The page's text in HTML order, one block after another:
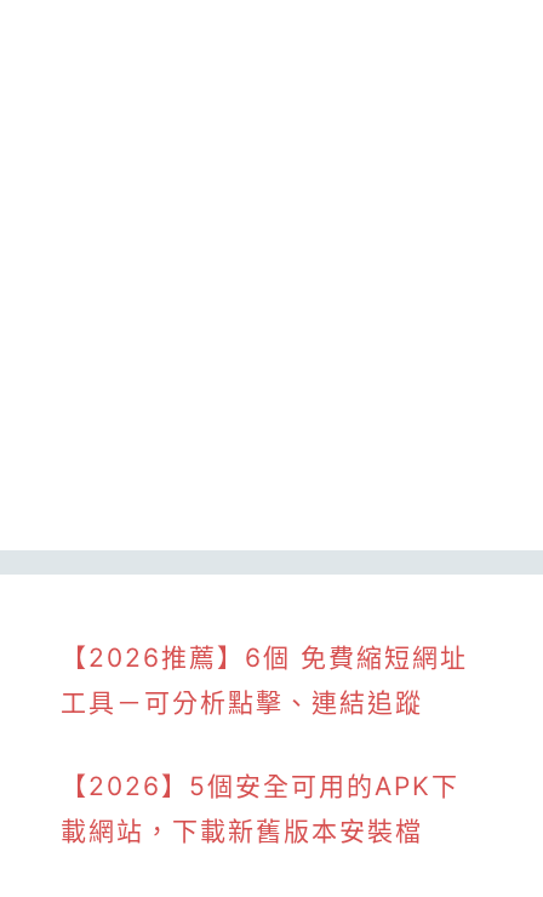
【2026推薦】6個 免費縮短網址
工具－可分析點擊、連結追蹤
【2026】5個安全可用的APK下
載網站，下載新舊版本安裝檔